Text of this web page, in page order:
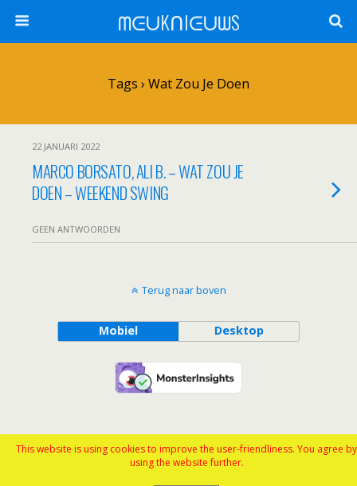
ᗰᕮᑌKᑎIᕮᑌᗯS
Tags › Wat Zou Je Doen
22 JANUARI 2022
MARCO BORSATO, ALI B. – WAT ZOU JE
DOEN – WEEKEND SWING
GEEN ANTWOORDEN
Terug naar boven
Mobiel Desktop
This website is using cookies to improve the user-friendliness. You agree by
using the website further.